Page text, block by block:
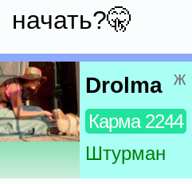
начать?🤫
Drolma ж
Карма 2244
Штурман